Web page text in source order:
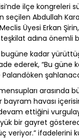
ilçe kongreleri
seçilen Abdullah
Üyesi Erkan
adına önemli
bugüne kadar
ederek, “Bu güne
arasında
havası
ettiğini
bir gayret
ifadelerini